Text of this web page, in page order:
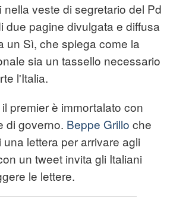
nella veste di segretario del Pd
due pagine divulgata e diffusa
un Sì, che spiega come la
sia un tassello necessario
l'Italia.
premier è immortalato con
di governo. Beppe Grillo che
lettera per arrivare agli
un tweet invita gli Italiani
le lettere.